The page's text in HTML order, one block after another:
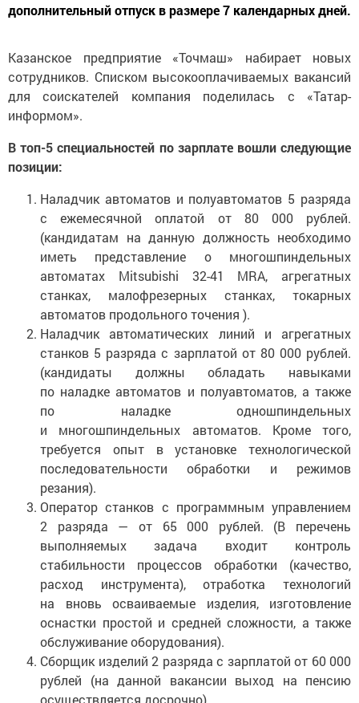
дополнительный отпуск в размере 7 календарных дней.
Казанское предприятие «Точмаш» набирает новых
сотрудников. Списком высокооплачиваемых вакансий
для соискателей компания поделилась с «Татар-
информом».
В топ-5 специальностей по зарплате вошли следующие
позиции:
Наладчик автоматов и полуавтоматов 5 разряда
с ежемесячной оплатой от 80 000 рублей.
(кандидатам на данную должность необходимо
иметь представление о многошпиндельных
автоматах Mitsubishi 32-41 MRA, агрегатных
станках, малофрезерных станках, токарных
автоматов продольного точения ).
Наладчик автоматических линий и агрегатных
станков 5 разряда с зарплатой от 80 000 рублей.
(кандидаты должны обладать навыками
по наладке автоматов и полуавтоматов, а также
по наладке одношпиндельных
и многошпиндельных автоматов. Кроме того,
требуется опыт в установке технологической
последовательности обработки и режимов
резания).
Оператор станков с программным управлением
2 разряда — от 65 000 рублей. (В перечень
выполняемых задача входит контроль
стабильности процессов обработки (качество,
расход инструмента), отработка технологий
на вновь осваиваемые изделия, изготовление
оснастки простой и средней сложности, а также
обслуживание оборудования).
Сборщик изделий 2 разряда с зарплатой от 60 000
рублей (на данной вакансии выход на пенсию
осуществляется досрочно).